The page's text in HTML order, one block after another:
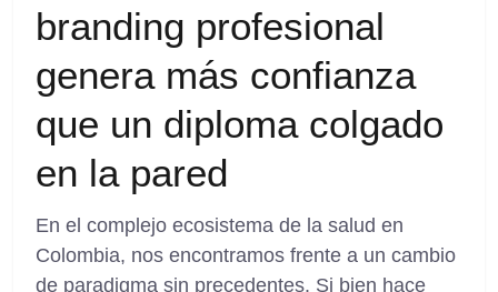
branding profesional
genera más confianza
que un diploma colgado
en la pared
En el complejo ecosistema de la salud en
Colombia, nos encontramos frente a un cambio
de paradigma sin precedentes. Si bien hace